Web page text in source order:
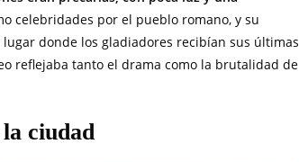
celebridades por el pueblo romano, y su
donde los gladiadores recibían sus últimas
reflejaba tanto el drama como la brutalidad de
ciudad